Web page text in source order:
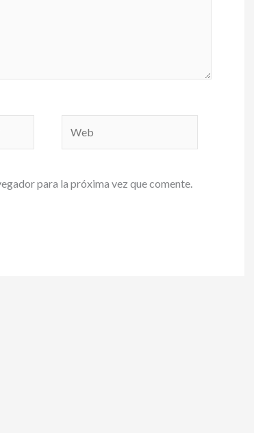
para la próxima vez que comente.